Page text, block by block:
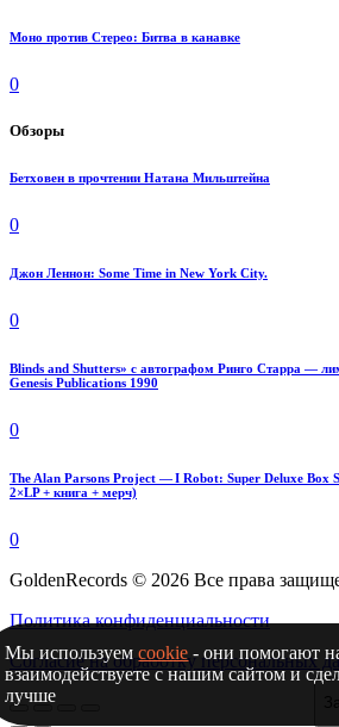
Моно против Стерео: Битва в канавке
0
Обзоры
Бетховен в прочтении Натана Мильштейна
0
Джон Леннон: Some Time in New York City.
0
Blinds and Shutters» с автографом Ринго Старра —
Genesis Publications 1990
0
The Alan Parsons Project — I Robot: Super Deluxe Box
2×LP + книга + мерч)
0
GoldenRecords © 2026 Все права
Политика конфиденциальности
Согласие на обработку персональных
Мы используемcookie - они помогают
взаимодействуете с нашим сайтом и
лучше